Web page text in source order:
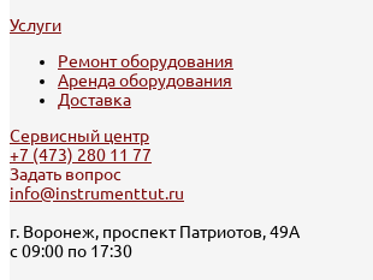
Услуги
Ремонт оборудования
Аренда оборудования
Доставка
Сервисный центр
+7 (473) 280 11 77
Задать вопрос
info@instrumenttut.ru
г. Воронеж, проспект Патриотов, 49А
с 09:00 по 17:30